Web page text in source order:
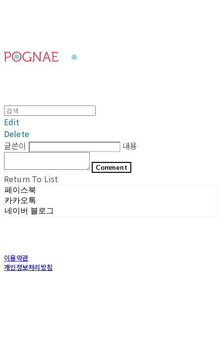
Edit
Delete
글쓴이
내용
Comment
Return To List
페이스북
카카오톡
네이버 블로그
이용약관
개인정보처리방침